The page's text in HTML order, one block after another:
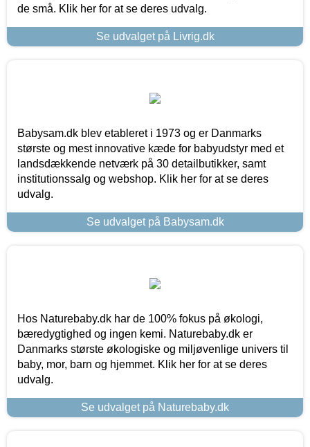
de små. Klik her for at se deres udvalg.
Se udvalget på Livrig.dk
Babysam.dk blev etableret i 1973 og er Danmarks
største og mest innovative kæde for babyudstyr med et
landsdækkende netværk på 30 detailbutikker, samt
institutionssalg og webshop. Klik her for at se deres
udvalg.
Se udvalget på Babysam.dk
Hos Naturebaby.dk har de 100% fokus på økologi,
bæredygtighed og ingen kemi. Naturebaby.dk er
Danmarks største økologiske og miljøvenlige univers til
baby, mor, barn og hjemmet. Klik her for at se deres
udvalg.
Se udvalget på Naturebaby.dk